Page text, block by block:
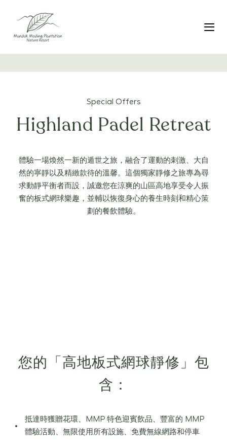
primary
navigation
跳
切
Special Offers
Highland Padel Retreat
體驗一場煥然一新的遁世之旅，融合了運動的刺激、大自
然的寧靜以及精緻款待的溫馨。這個獨家靜修之旅專為尋
求動靜平衡者而設，誠邀您在涼爽的山區高地享受令人振
奮的板式網球樂趣，並輔以恢復身心的養生時刻和精心策
劃的餐飲體驗。
您的「高地板式網球靜修」包
含：
抵達時獲贈花環、MMP 特色迎賓飲品、豐富的 MMP
體驗活動、無限使用所有設施、免費無線網路和停車